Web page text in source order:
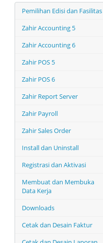
Pemilihan Edisi dan Fasilitas
Zahir Accounting 5
Zahir Accounting 6
Zahir POS 5
Zahir POS 6
Zahir Report Server
Zahir Payroll
Zahir Sales Order
Install dan Uninstall
Registrasi dan Aktivasi
Membuat dan Membuka
Data Kerja
Downloads
Cetak dan Desain Faktur